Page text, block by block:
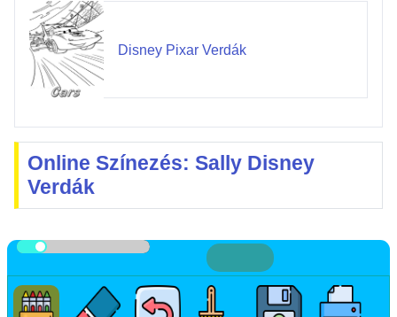
Disney Pixar Verdák
Online Színezés: Sally Disney
Verdák